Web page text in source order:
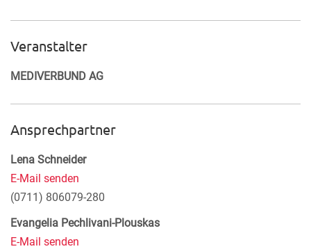
Veranstalter
MEDIVERBUND AG
Ansprechpartner
Lena Schneider
E-Mail senden
(0711) 806079-280
Evangelia Pechlivani-Plouskas
E-Mail senden